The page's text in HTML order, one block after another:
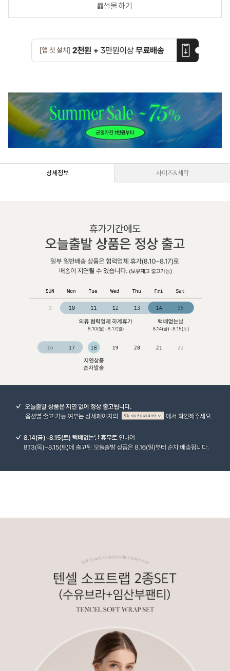
선물하기
상세정보 사이즈&세탁